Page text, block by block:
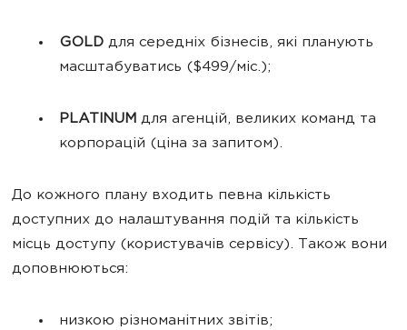
GOLD для середніх бізнесів, які планують
масштабуватись ($499/міс.);
PLATINUM для агенцій, великих команд та
корпорацій (ціна за запитом).
До кожного плану входить певна кількість
доступних до налаштування подій та кількість
місць доступу (користувачів сервісу). Також вони
доповнюються:
низкою різноманітних звітів;